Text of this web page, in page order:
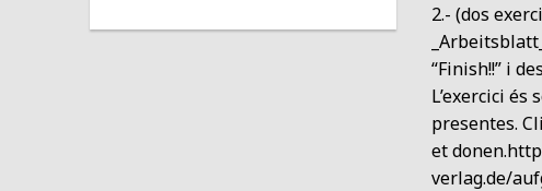
2.- (dos
“Finish!!” i
L’exercici
presentes.
et
verlag.de/